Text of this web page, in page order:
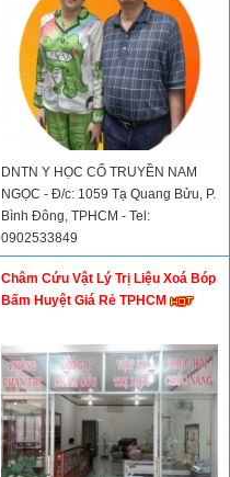
DNTN Y HỌC CỔ TRUYỀN NAM
NGỌC - Đ/c: 1059 Tạ Quang Bửu, P.
Bình Đông, TPHCM - Tel:
0902533849
Châm Cứu Vật Lý Trị Liệu Xoá Bóp
Bấm Huyệt Giá Rẻ TPHCM